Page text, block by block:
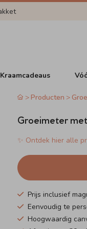
Kraamcadeaus
Producten
Groeimeter
✨ Ontdek hier alle
Prijs inclusief
Eenvoudig te
Hoogwaardig